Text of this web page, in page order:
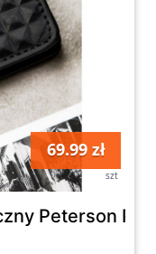
69.99 zł
szt
Peterson